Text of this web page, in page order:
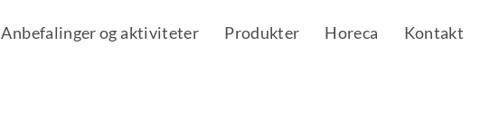
Anbefalinger og aktiviteter Produkter Horeca Kontakt